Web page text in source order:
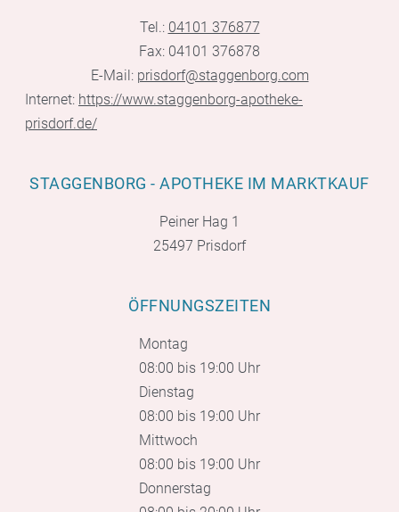
Tel.: 04101 376877
Fax: 04101 376878
E-Mail: prisdorf@staggenborg.com
Internet: https://www.staggenborg-apotheke-
prisdorf.de/
STAGGENBORG - APOTHEKE IM MARKTKAUF
Peiner Hag 1
25497 Prisdorf
ÖFFNUNGSZEITEN
Montag
08:00 bis 19:00 Uhr
Dienstag
08:00 bis 19:00 Uhr
Mittwoch
08:00 bis 19:00 Uhr
Donnerstag